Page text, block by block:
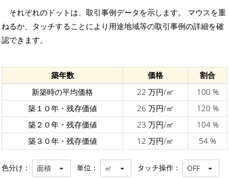
それぞれのドットは、取引事例データを示します。 マウスを重
ねるか、タッチすることにより用途地域等の取引事例の詳細を確
認できます。
築年数 価格
割合
新築時の平均価格
22 万円/㎡
100 %
築１０年・残存価値
26 万円/㎡
120 %
築２０年・残存価値
23 万円/㎡
104 %
築３０年・残存価値
12 万円/㎡ 54 %
色分け： 面積 単位： ㎡ タッチ操作： OFF